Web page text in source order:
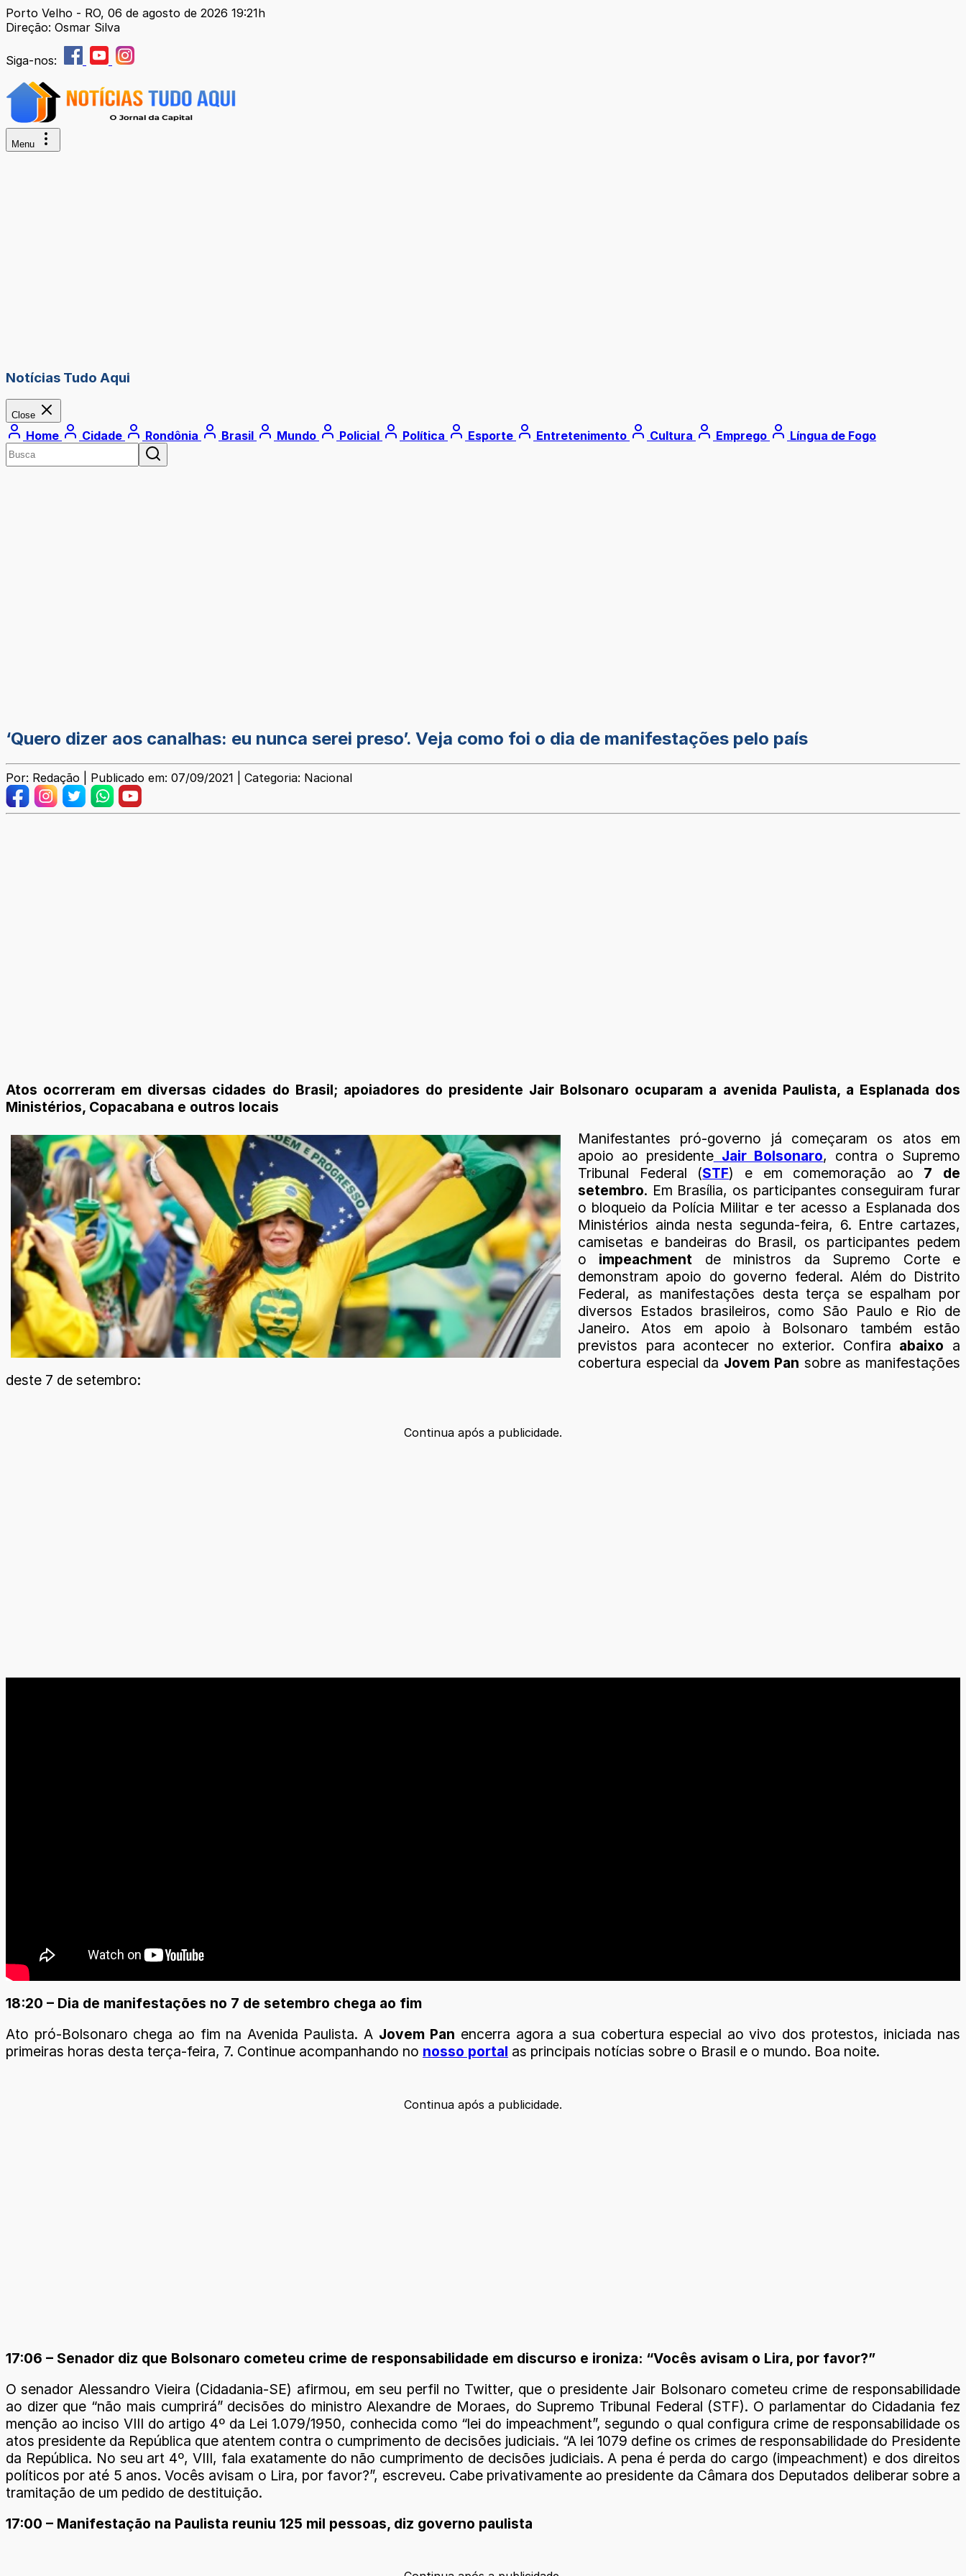
Porto Velho - RO, 06 de agosto de 2026 19:21h
Direção: Osmar Silva
Siga-nos:
Menu
Notícias Tudo Aqui
Close
Home Cidade Rondônia Brasil Mundo Policial Política Esporte Entretenimento Cultura Emprego Língua de Fogo
‘Quero dizer aos canalhas: eu nunca serei preso’. Veja como foi o dia de manifestações pelo país
Por: Redação | Publicado em: 07/09/2021 | Categoria: Nacional
Atos ocorreram em diversas cidades do Brasil; apoiadores do presidente Jair Bolsonaro ocuparam a avenida Paulista, a Esplanada dos
Ministérios, Copacabana e outros locais
Manifestantes pró-governo já começaram os atos em
apoio ao presidenteJair Bolsonaro, contra o Supremo
Tribunal Federal (STF) e em comemoração ao 7 de
setembro. Em Brasília, os participantes conseguiram furar
o bloqueio da Polícia Militar e ter acesso a Esplanada dos
Ministérios ainda nesta segunda-feira, 6. Entre cartazes,
camisetas e bandeiras do Brasil, os participantes pedem
o impeachment de ministros da Supremo Corte e
demonstram apoio do governo federal. Além do Distrito
Federal, as manifestações desta terça se espalham por
diversos Estados brasileiros, como São Paulo e Rio de
Janeiro. Atos em apoio à Bolsonaro também estão
previstos para acontecer no exterior. Confira abaixo a
cobertura especial da Jovem Pan sobre as manifestações
deste 7 de setembro:
Continua após a publicidade.
18:20 – Dia de manifestações no 7 de setembro chega ao fim
Ato pró-Bolsonaro chega ao fim na Avenida Paulista. A Jovem Pan encerra agora a sua cobertura especial ao vivo dos protestos, iniciada nas
primeiras horas desta terça-feira, 7. Continue acompanhando no nosso portal as principais notícias sobre o Brasil e o mundo. Boa noite.
Continua após a publicidade.
17:06 – Senador diz que Bolsonaro cometeu crime de responsabilidade em discurso e ironiza: “Vocês avisam o Lira, por favor?”
O senador Alessandro Vieira (Cidadania-SE) afirmou, em seu perfil no Twitter, que o presidente Jair Bolsonaro cometeu crime de responsabilidade
ao dizer que “não mais cumprirá” decisões do ministro Alexandre de Moraes, do Supremo Tribunal Federal (STF). O parlamentar do Cidadania fez
menção ao inciso VIII do artigo 4º da Lei 1.079/1950, conhecida como “lei do impeachment”, segundo o qual configura crime de responsabilidade os
atos presidente da República que atentem contra o cumprimento de decisões judiciais. “A lei 1079 define os crimes de responsabilidade do Presidente
da República. No seu art 4º, VIII, fala exatamente do não cumprimento de decisões judiciais. A pena é perda do cargo (impeachment) e dos direitos
políticos por até 5 anos. Vocês avisam o Lira, por favor?”, escreveu. Cabe privativamente ao presidente da Câmara dos Deputados deliberar sobre a
tramitação de um pedido de destituição.
17:00 – Manifestação na Paulista reuniu 125 mil pessoas, diz governo paulista